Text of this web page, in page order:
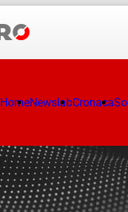
HomeNewslabCronaca